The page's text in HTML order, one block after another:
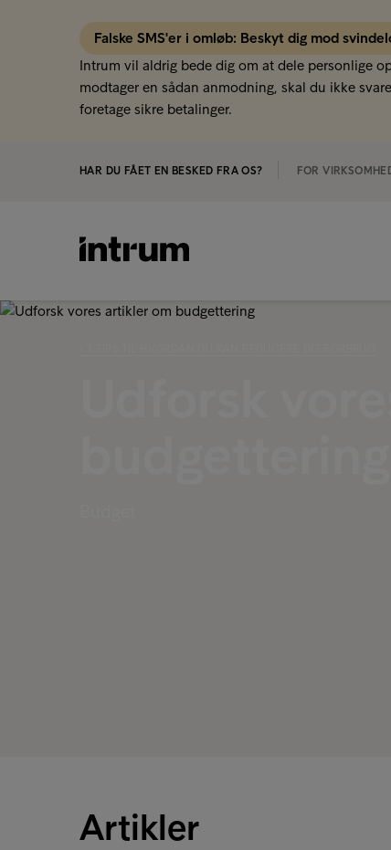
Falske SMS'er i omløb: Beskyt dig mod
Intrum vil aldrig bede dig om at dele personlige
modtager en sådan anmodning, skal du ikke
foretage sikre betalinger.
HAR DU FÅET EN BESKED FRA OS? FOR
Artikler